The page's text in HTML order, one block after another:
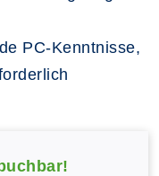
PC-Kenntnisse,